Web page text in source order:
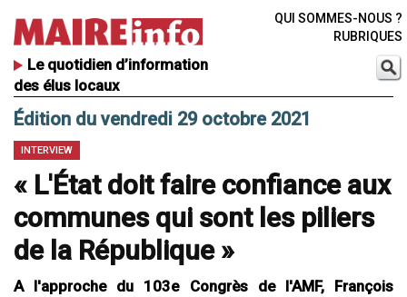
Le quotidien d’information
des élus locaux
QUI SOMMES-NOUS ?
RUBRIQUES
Édition du vendredi 29 octobre 2021
INTERVIEW
« L'État doit faire confiance aux
communes qui sont les piliers
de la République »
A l'approche du 103e Congrès de l'AMF, François